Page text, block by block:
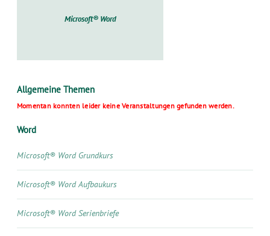
Microsoft® Word
Allgemeine Themen
Momentan konnten leider keine Veranstaltungen gefunden werden.
Word
Microsoft® Word Grundkurs
Microsoft® Word Aufbaukurs
Microsoft® Word Serienbriefe